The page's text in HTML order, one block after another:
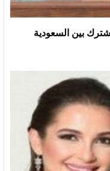
بين السعودية